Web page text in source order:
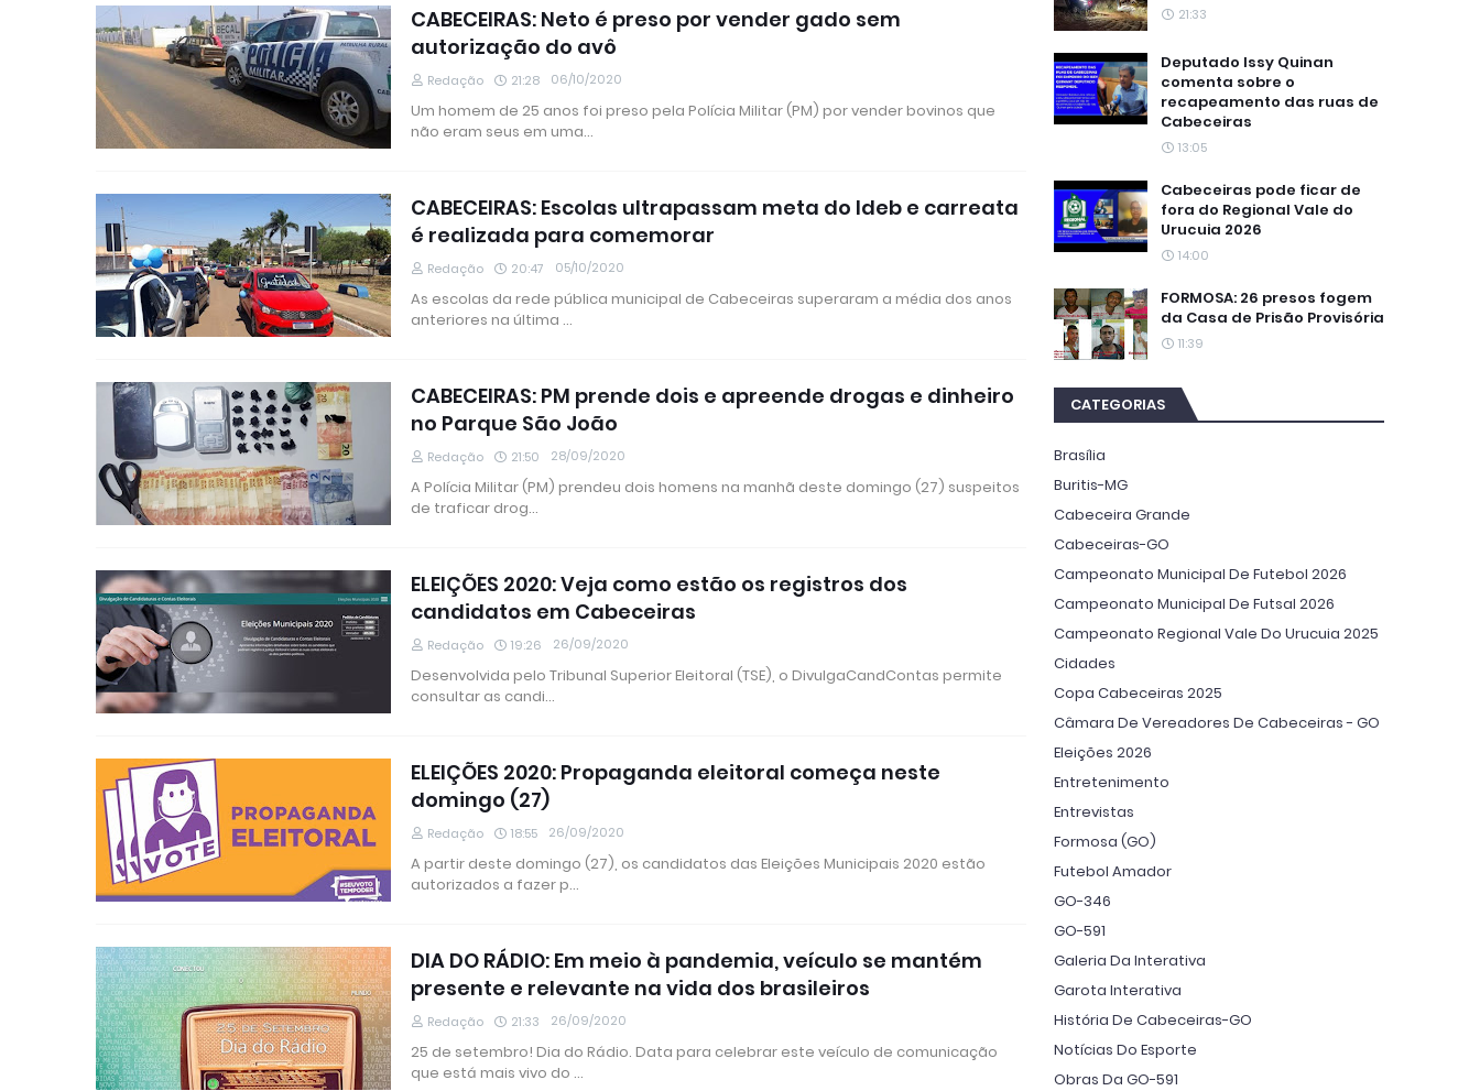
CABECEIRAS: Neto é preso por vender gado sem
autorização do avô
Redação 21:28 06/10/2020
Um homem de 25 anos foi preso pela Polícia Militar (PM) por vender bovinos que
não eram seus em uma…
CABECEIRAS: Escolas ultrapassam meta do Ideb e carreata
é realizada para comemorar
Redação 20:47 05/10/2020
As escolas da rede pública municipal de Cabeceiras superaram a média dos anos
anteriores na última …
CABECEIRAS: PM prende dois e apreende drogas e dinheiro
no Parque São João
Redação 21:50 28/09/2020
A Polícia Militar (PM) prendeu dois homens na manhã deste domingo (27) suspeitos
de traficar drog…
ELEIÇÕES 2020: Veja como estão os registros dos
candidatos em Cabeceiras
Redação 19:26 26/09/2020
Desenvolvida pelo Tribunal Superior Eleitoral (TSE), o DivulgaCandContas permite
consultar as candi…
ELEIÇÕES 2020: Propaganda eleitoral começa neste
domingo (27)
Redação 18:55 26/09/2020
A partir deste domingo (27), os candidatos das Eleições Municipais 2020 estão
autorizados a fazer p…
DIA DO RÁDIO: Em meio à pandemia, veículo se mantém
presente e relevante na vida dos brasileiros
Redação 21:33 26/09/2020
25 de setembro! Dia do Rádio. Data para celebrar este veículo de comunicação
que está mais vivo do …
21:33
Deputado Issy Quinan
comenta sobre o
recapeamento das ruas de
Cabeceiras
13:05
Cabeceiras pode ficar de
fora do Regional Vale do
Urucuia 2026
14:00
FORMOSA: 26 presos fogem
da Casa de Prisão Provisória
11:39
CATEGORIAS
Brasília
Buritis-MG
Cabeceira Grande
Cabeceiras-GO
Campeonato Municipal De Futebol 2026
Campeonato Municipal De Futsal 2026
Campeonato Regional Vale Do Urucuia 2025
Cidades
Copa Cabeceiras 2025
Câmara De Vereadores De Cabeceiras - GO
Eleições 2026
Entretenimento
Entrevistas
Formosa (GO)
Futebol Amador
GO-346
GO-591
Galeria Da Interativa
Garota Interativa
História De Cabeceiras-GO
Notícias Do Esporte
Obras Da GO-591